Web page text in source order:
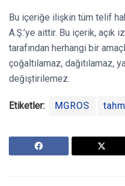
Bu içeriğe ilişkin tüm telif
A.Ş.’ye aittir. Bu içerik, açık
tarafından herhangi bir
çoğaltılamaz, dağıtılamaz,
değiştirilemez.
Etiketler: MGROS